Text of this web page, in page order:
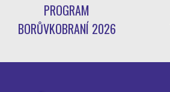
PROGRAM
BORŮVKOBRANÍ 2026